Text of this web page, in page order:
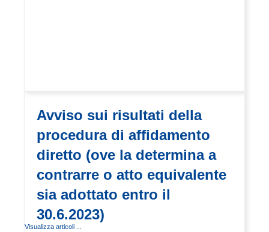
Avviso sui risultati della
procedura di affidamento
diretto (ove la determina a
contrarre o atto equivalente
sia adottato entro il
30.6.2023)
Visualizza articoli ...